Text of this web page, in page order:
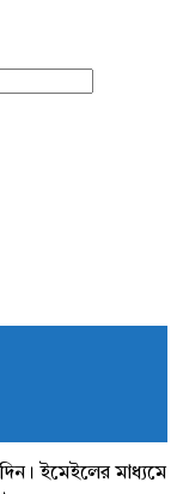
ইমেইলের মাধ্যমে